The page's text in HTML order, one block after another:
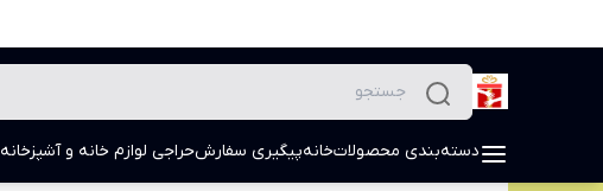
دسته‌بندی محصولاتخانهپیگیری سفارشحراجی لوازم خانه و آشپزخانه